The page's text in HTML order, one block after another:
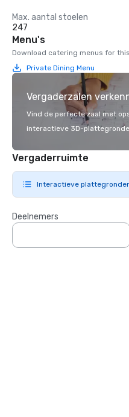
Max. aantal stoelen
247
Menu's
Download catering menus for
Private Dining Menu
Vergaderzalen
Vind de perfecte zaal met
interactieve 3D-
Vergaderruimte
Interactieve
Deelnemers